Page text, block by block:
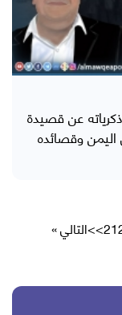
الـ17.. يسرد ذكرياته عن قصيدة
وقصائده
21
>>التالي »